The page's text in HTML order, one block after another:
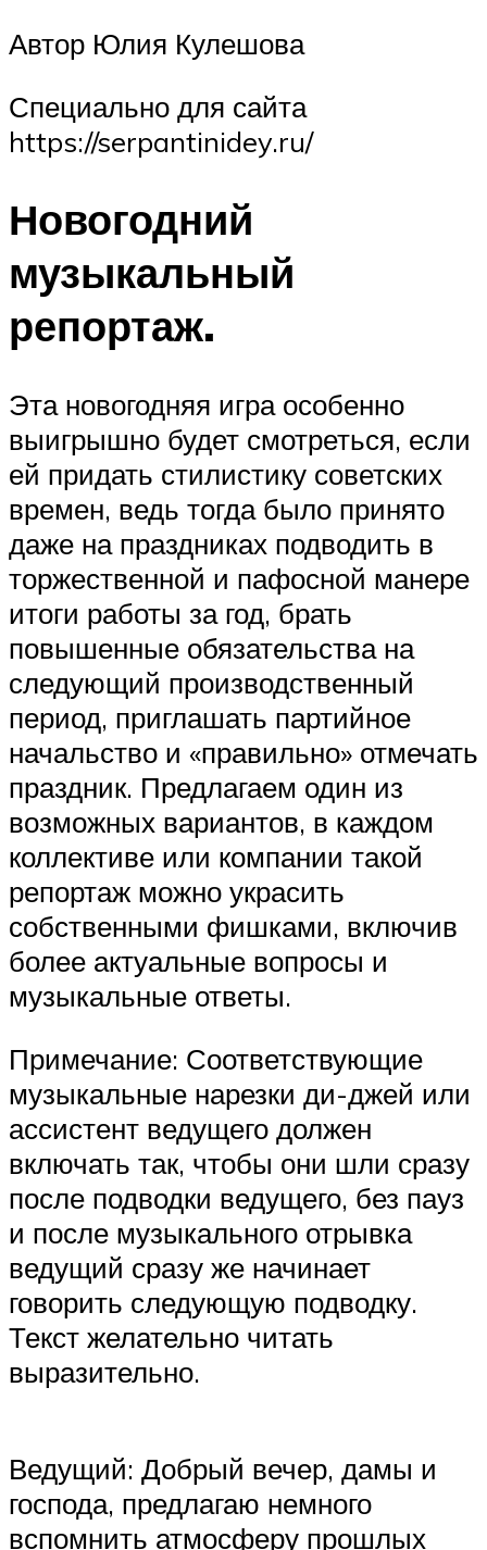
Автор Юлия Кулешова
Специально для сайта
https://serpantinidey.ru/
Новогодний
музыкальный
репортаж.
Эта новогодняя игра особенно
выигрышно будет смотреться, если
ей придать стилистику советских
времен, ведь тогда было принято
даже на праздниках подводить в
торжественной и пафосной манере
итоги работы за год, брать
повышенные обязательства на
следующий производственный
период, приглашать партийное
начальство и «правильно» отмечать
праздник. Предлагаем один из
возможных вариантов, в каждом
коллективе или компании такой
репортаж можно украсить
собственными фишками, включив
более актуальные вопросы и
музыкальные ответы.
Примечание: Соответствующие
музыкальные нарезки ди-джей или
ассистент ведущего должен
включать так, чтобы они шли сразу
после подводки ведущего, без пауз
и после музыкального отрывка
ведущий сразу же начинает
говорить следующую подводку.
Текст желательно читать
выразительно.
Ведущий: Добрый вечер, дамы и
господа, предлагаю немного
вспомнить атмосферу прошлых